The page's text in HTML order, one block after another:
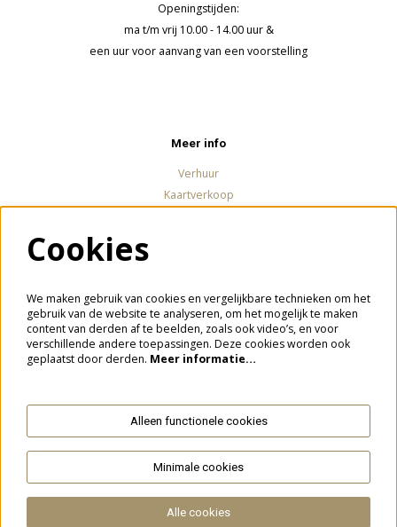
Openingstijden:
ma t/m vrij 10.00 - 14.00 uur &
een uur voor aanvang van een voorstelling
Meer info
Verhuur
Kaartverkoop
Meld je aan voor de nieuwsbrief
Aanmelden
Addendumvan Google.
Cookies
We maken gebruik van cookies en vergelijkbare technieken om het
gebruik van de website te analyseren, om het mogelijk te maken
content van derden af te beelden, zoals ook video’s, en voor
verschillende andere toepassingen. Deze cookies worden ook
geplaatst door derden. Meer informatie…
Alleen functionele cookies
Minimale cookies
Alle cookies